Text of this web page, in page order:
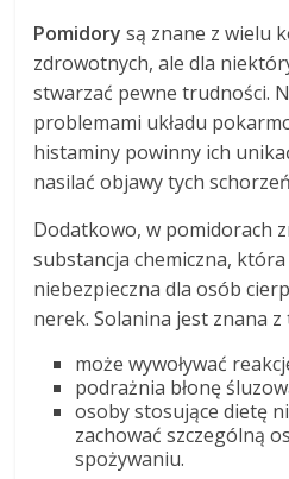
Pomidory są znane z wielu
zdrowotnych, ale dla
stwarzać pewne trudności.
problemami układu
histaminy powinny ich
nasilać objawy tych
Dodatkowo, w pomidorach
substancja chemiczna,
niebezpieczna dla osób
nerek. Solanina jest znana z
może wywoływać
podrażnia błonę
osoby stosujące dietę
zachować szczególną
spożywaniu.